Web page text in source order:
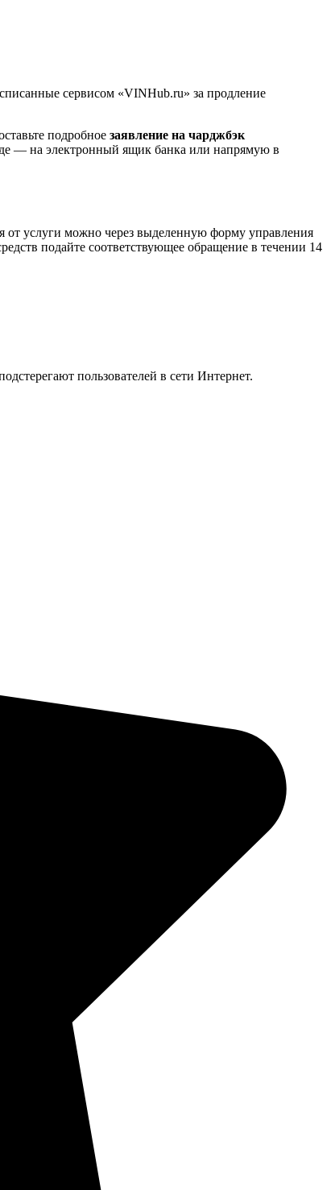
сервисом «VINHub.ru» за продление
подробное заявление на чарджбэк
— на электронный ящик банка или напрямую в
от услуги можно через выделенную форму управления
подайте соответствующее обращение в течении 14
пользователей в сети Интернет.